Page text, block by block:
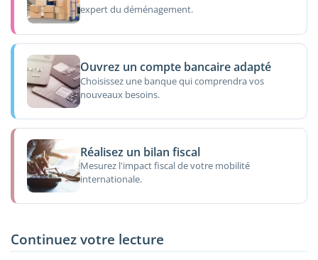
expert du déménagement.
Ouvrez un compte bancaire adapté
Choisissez une banque qui comprendra vos
nouveaux besoins.
Réalisez un bilan fiscal
Mesurez l'impact fiscal de votre mobilité
internationale.
Continuez votre lecture